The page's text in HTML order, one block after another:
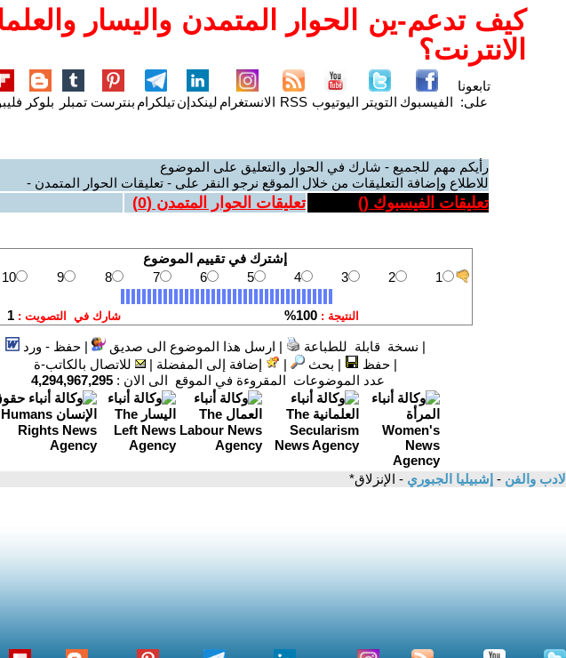
كيف تدعم-ين الحوار المتمدن واليسار
الانترنت؟
تابعونا
على: الفيسبوك التويتر اليوتيوب RSS الانستغرام لينكدإنتيلكرام بنترست تمبلر بلوكر
رأيكم مهم للجميع - شارك في الحوار والتعليق على الموضوع
للاطلاع وإضافة التعليقات من خلال الموقع نرجو النقر على - تعليقات الحوار المتمدن -
تعليقات الفيسبوك () تعليقات الحوار المتمدن (0
)
| نسخة قابلة للطباعة | ارسل هذا الموضوع الى صديق |حفظ - ورد
|حفظ | بحث | إضافة إلى المفضلة |
للاتصال بالكاتب-ة
عدد الموضوعات المقروءة في الموقع الى الان : 4,294,967,295
الادب والفن - إشبيليا الجبوري - الإنزلاق*